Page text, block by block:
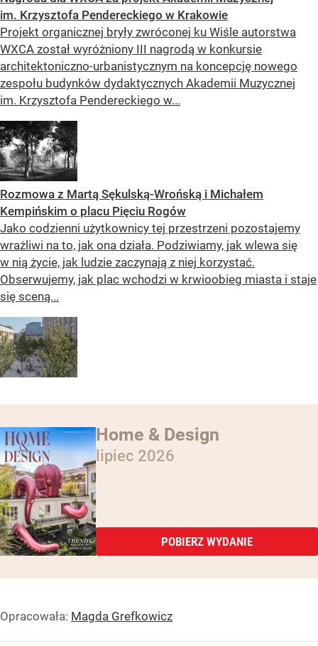
im. Krzysztofa Pendereckiego w Krakowie
Projekt organicznej bryły zwróconej ku Wiśle autorstwa
WXCA został wyróżniony III nagrodą w konkursie
architektoniczno-urbanistycznym na koncepcję nowego
zespołu budynków dydaktycznych Akademii Muzycznej
im. Krzysztofa Pendereckiego w...
Rozmowa z Martą Sękulską-Wrońską i Michałem
Kempińskim o placu Pięciu Rogów
Jako codzienni użytkownicy tej przestrzeni pozostajemy
wrażliwi na to, jak ona działa. Podziwiamy, jak wlewa się
w nią życie, jak ludzie zaczynają z niej korzystać.
Obserwujemy, jak plac wchodzi w krwioobieg miasta i staje
się sceną...
Home & Design
lipiec 2026
POBIERZ WYDANIE
Opracowała: Magda Grefkowicz